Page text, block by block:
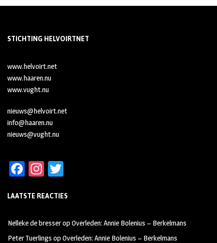
STICHTING HELVOIRTNET
www.helvoirt.net
www.haaren.nu
www.vught.nu
nieuws@helvoirt.net
info@haaren.nu
nieuws@vught.nu
Fa
b
oo
k
In
ag
m
tt
LAATSTE REACTIES
Nelleke de bresseropOverleden: Annie Bolenius – Berkelmans
Peter Tuerlings opOverleden: Annie Bolenius – Berkelmans